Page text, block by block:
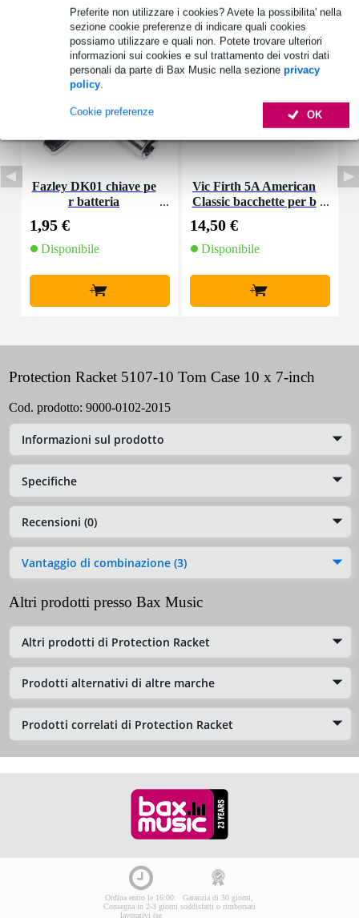
Preferite non utilizzare i cookies? Avete la possibilita' nella
sezione cookie preferenze di indicare quali cookies
possiamo utilizzare e quali non. Potete trovare ulteriori
informazioni sui cookies e sul trattamento dei vostri dati
personali da parte di Bax Music nella sezione privacy
policy.
OK
Cookie preferenze
Accessori (32)
Fazley DK01 chiave pe
r batteria
1,95 €
Disponibile
+
Vic Firth 5A American
Classic bacchette per b
no con punta in legno
14,50 €
Disponibile
+
Protection Racket 5107-10 Tom Case 10 x 7-inch
Cod. prodotto: 9000-0102-2015
Informazioni sul prodotto
Specifiche
Recensioni (0)
Vantaggio di combinazione (3)
Altri prodotti presso Bax Music
Altri prodotti di Protection Racket
Prodotti alternativi di altre marche
Prodotti correlati di Protection Racket
Ordina entro le 16:00:
Consegna in 2-3 giorni
lavorativi (se
Garanzia di 30 giorni,
soddisfatti o rimborsati